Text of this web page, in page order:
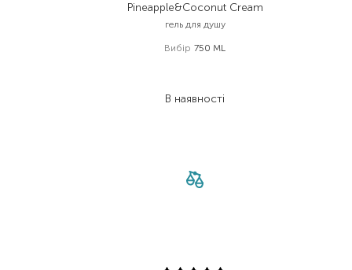
Pineapple&Coconut Cream
гель для душу
Вибір 750 ML
В наявності